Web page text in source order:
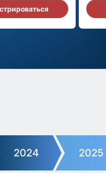
2024 2025